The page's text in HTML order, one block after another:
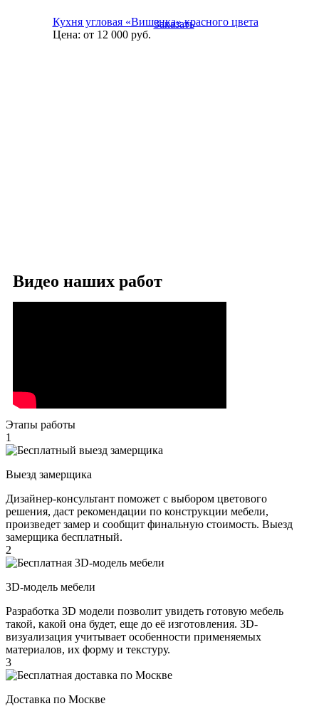
Кухня угловая «Вишенка» красного цвета
Цена: от 12 000руб.
Заказать
Видео наших работ
Этапы работы
1
Выезд замерщика
Дизайнер-консультант поможет с выбором цветового
решения, даст рекомендации по конструкции мебели,
произведет замер и сообщит финальную стоимость. Выезд
замерщика бесплатный.
2
3D-модель мебели
Разработка 3D модели позволит увидеть готовую мебель
такой, какой она будет, еще до её изготовления. 3D-
визуализация учитывает особенности применяемых
материалов, их форму и текстуру.
3
Доставка по Москве